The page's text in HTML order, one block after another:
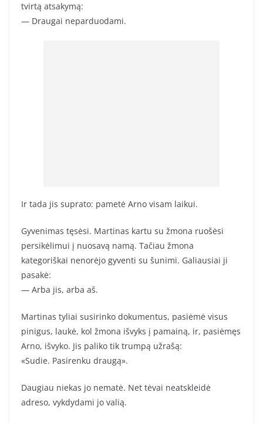
tvirtą atsakymą:
— Draugai neparduodami.
Ir tada jis suprato: pametė Arno visam laikui.
Gyvenimas tęsėsi. Martinas kartu su žmona ruošėsi
persikėlimui į nuosavą namą. Tačiau žmona
kategoriškai nenorėjo gyventi su šunimi. Galiausiai ji
pasakė:
— Arba jis, arba aš.
Martinas tyliai susirinko dokumentus, pasiėmė visus
pinigus, laukė, kol žmona išvyks į pamainą, ir, pasiėmęs
Arno, išvyko. Jis paliko tik trumpą užrašą:
«Sudie. Pasirenku draugą».
Daugiau niekas jo nematė. Net tėvai neatskleidė
adreso, vykdydami jo valią.